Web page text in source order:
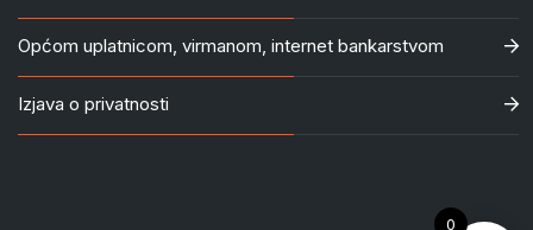
Općom uplatnicom, virmanom, internet bankarstvom
Izjava o privatnosti
0